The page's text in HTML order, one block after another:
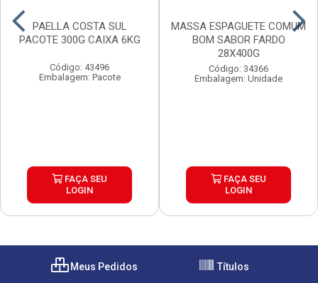
PAELLA COSTA SUL
PACOTE 300G CAIXA 6KG
Código: 43496
Embalagem: Pacote
FAÇA SEU
LOGIN
MASSA ESPAGUETE COMUM
BOM SABOR FARDO
28X400G
Código: 34366
Embalagem: Unidade
FAÇA SEU
LOGIN
Meus Pedidos Títulos